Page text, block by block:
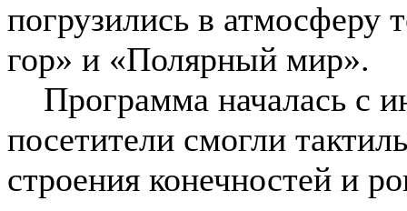
погрузились в атмосферу
гор» и «Полярный мир».
Программа началась с
посетители смогли
строения конечностей и